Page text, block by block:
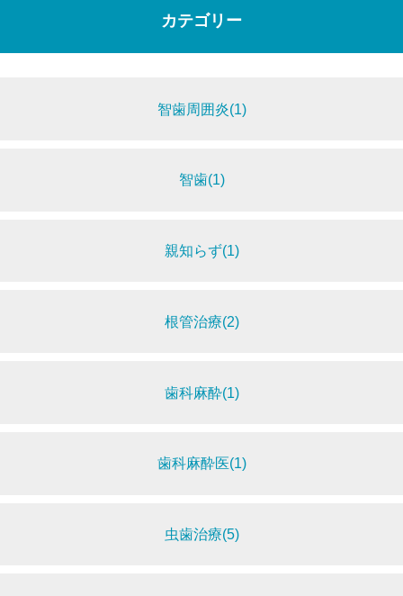
カテゴリー
智歯周囲炎(1)
智歯(1)
親知らず(1)
根管治療(2)
歯科麻酔(1)
歯科麻酔医(1)
虫歯治療(5)